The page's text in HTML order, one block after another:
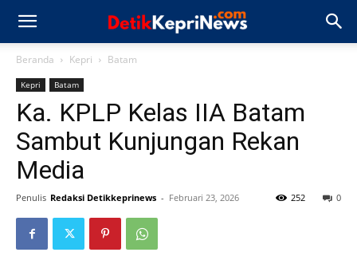
Beranda Kepri Batam
Kepri Batam
Ka. KPLP Kelas IIA Batam
Sambut Kunjungan Rekan
Media
Penulis Redaksi Detikkeprinews - Februari 23, 2026 0
252